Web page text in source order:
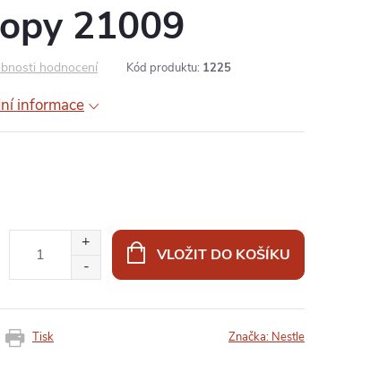
21009
hodnocení Kód produktu: 1225
informace
VLOŽIT DO KOŠÍKU
Tisk Značka: Nestle